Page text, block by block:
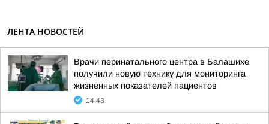
ЛЕНТА НОВОСТЕЙ
Врачи перинатального центра в Балашихе
получили новую технику для мониторинга
жизненных показателей пациентов
14:43